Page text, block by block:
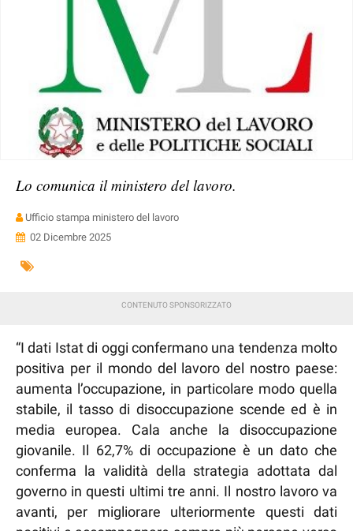
Lo comunica il ministero del lavoro.
Ufficio stampa ministero del lavoro
02 Dicembre 2025
“I dati Istat di oggi confermano una tendenza molto
positiva per il mondo del lavoro del nostro paese:
aumenta l’occupazione, in particolare modo quella
stabile, il tasso di disoccupazione scende ed è in
media europea. Cala anche la disoccupazione
giovanile. Il 62,7% di occupazione è un dato che
conferma la validità della strategia adottata dal
governo in questi ultimi tre anni. Il nostro lavoro va
avanti, per migliorare ulteriormente questi dati